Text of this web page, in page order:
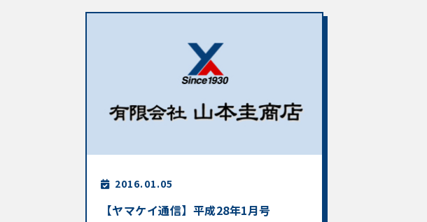
2016.01.05
【ヤマケイ通信】平成28年1月号